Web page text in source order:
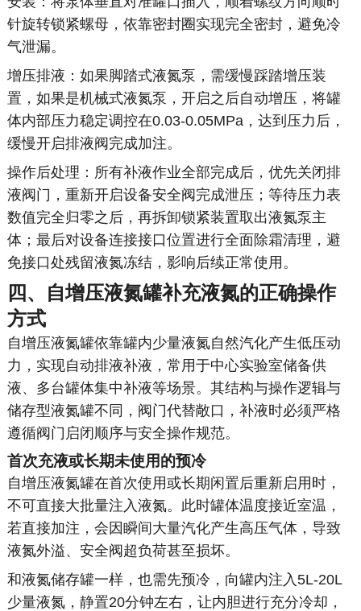
针旋转锁紧螺母，依靠密封圈实现完全密封，避免冷
气泄漏。
增压排液：如果脚踏式液氮泵，需缓慢踩踏增压装
置，如果是机械式液氮泵，开启之后自动增压，将罐
体内部压力稳定调控在0.03-0.05MPa，达到压力后，
缓慢开启排液阀完成加注。
操作后处理：所有补液作业全部完成后，优先关闭排
液阀门，重新开启设备安全阀完成泄压；等待压力表
数值完全归零之后，再拆卸锁紧装置取出液氮泵主
体；最后对设备连接接口位置进行全面除霜清理，避
免接口处残留液氮冻结，影响后续正常使用。
四、自增压液氮罐补充液氮的正确操作
方式
自增压液氮罐依靠罐内少量液氮自然汽化产生低压动
力，实现自动排液补液，常用于中心实验室储备供
液、多台罐体集中补液等场景。其结构与操作逻辑与
储存型液氮罐不同，阀门代替敞口，补液时必须严格
遵循阀门启闭顺序与安全操作规范。
首次充液或长期未使用的预冷
自增压液氮罐在首次使用或长期闲置后重新启用时，
不可直接大批量注入液氮。此时罐体温度接近室温，
若直接加注，会因瞬间大量汽化产生高压气体，导致
液氮外溢、安全阀超负荷甚至损坏。
和液氮储存罐一样，也需先预冷，向罐内注入5L-20L
少量液氮，静置20分钟左右，让内胆进行充分冷却，